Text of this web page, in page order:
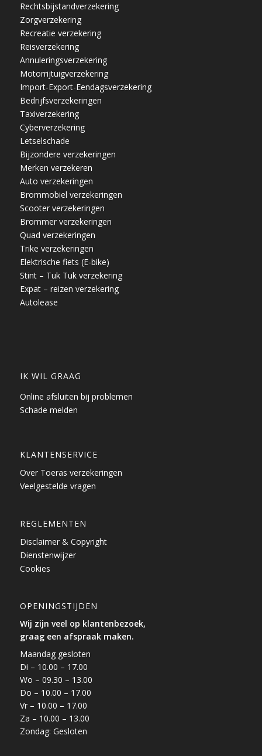
Rechtsbijstandverzekering
Zorgverzekering
Recreatie verzekering
Reisverzekering
Annuleringsverzekering
Motorrijtuigverzekering
Import-Export-Eendagsverzekering
Bedrijfsverzekeringen
Taxiverzekering
Cyberverzekering
Letselschade
Bijzondere verzekeringen
Merken verzekeren
Auto verzekeringen
Brommobiel verzekeringen
Scooter verzekeringen
Brommer verzekeringen
Quad verzekeringen
Trike verzekeringen
Elektrische fiets (E-bike)
Stint – Tuk Tuk verzekering
Expat – reizen verzekering
Autolease
IK WIL GRAAG
Online afsluiten bij problemen
Schade melden
KLANTENSERVICE
Over Toeras verzekeringen
Veelgestelde vragen
REGLEMENTEN
Disclaimer & Copyright
Dienstenwijzer
Cookies
OPENINGSTIJDEN
Wij zijn veel op klantenbezoek,
graag een afspraak maken.
Maandag gesloten
Di – 10.00 – 17.00
Wo – 09.30 – 13.00
Do – 10.00 – 17.00
Vr – 10.00 – 17.00
Za – 10.00 – 13.00
Zondag: Gesloten